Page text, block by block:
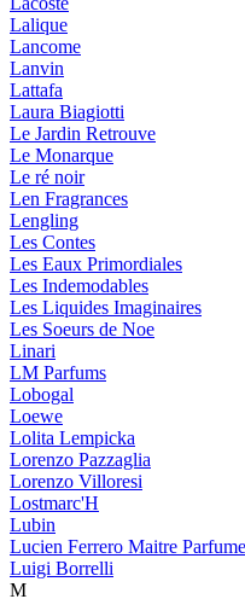
Lalique
Lancome
Lanvin
Lattafa
Laura Biagiotti
Le Jardin Retrouve
Le Monarque
Le ré noir
Len Fragrances
Lengling
Les Contes
Les Eaux Primordiales
Les Indemodables
Les Liquides Imaginaires
Les Soeurs de Noe
Linari
LM Parfums
Lobogal
Loewe
Lolita Lempicka
Lorenzo Pazzaglia
Lorenzo Villoresi
Lostmarc'H
Lubin
Lucien Ferrero Maitre
Luigi Borrelli
M